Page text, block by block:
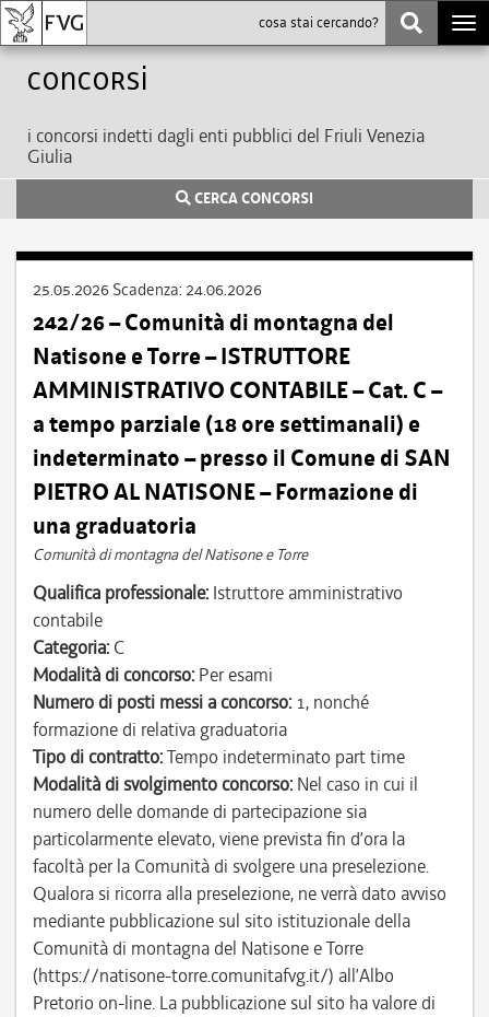
Concorsi
i concorsi indetti dagli enti pubblici del Friuli Venezia
Giulia
CERCA CONCORSI
25.05.2026 Scadenza: 24.06.2026
242/26 – Comunità di montagna del
Natisone e Torre – ISTRUTTORE
AMMINISTRATIVO CONTABILE – Cat. C –
a tempo parziale (18 ore settimanali) e
indeterminato – presso il Comune di SAN
PIETRO AL NATISONE – Formazione di
una graduatoria
Comunità di montagna del Natisone e Torre
Qualifica professionale: Istruttore amministrativo
contabile
Categoria: C
Modalità di concorso: Per esami
Numero di posti messi a concorso: 1, nonché
formazione di relativa graduatoria
Tipo di contratto:Tempo indeterminato part time
Modalità di svolgimento concorso: Nel caso in cui il
numero delle domande di partecipazione sia
particolarmente elevato, viene prevista fin d’ora la
facoltà per la Comunità di svolgere una preselezione.
Qualora si ricorra alla preselezione, ne verrà dato avviso
mediante pubblicazione sul sito istituzionale della
Comunità di montagna del Natisone e Torre
(https://natisone-torre.comunitafvg.it/) all’Albo
Pretorio on-line. La pubblicazione sul sito ha valore di